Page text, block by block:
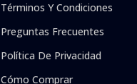
Términos Y Condiciones
Preguntas Frecuentes
Política De Privacidad
Cómo Comprar